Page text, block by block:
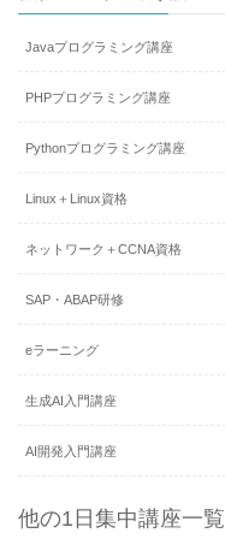
Javaプログラミング講座
PHPプログラミング講座
Pythonプログラミング講座
Linux＋Linux資格
ネットワーク＋CCNA資格
SAP・ABAP研修
eラーニング
生成AI入門講座
AI開発入門講座
他の1日集中講座一覧